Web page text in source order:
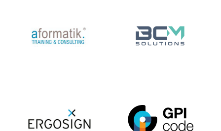
aformatik Training
& Consulting
GmbH
BCM Solutions
GmbH
Ergosign GmbH GPI code GmbH